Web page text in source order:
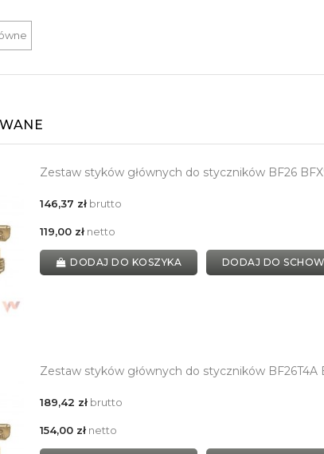
Zestaw styków głównych do styczników BF26
146,37 złbrutto
119,00 złnetto
DODAJ DO KOSZYKA DODAJ DO
Zestaw styków głównych do styczników BF26T4A
189,42 złbrutto
154,00 złnetto